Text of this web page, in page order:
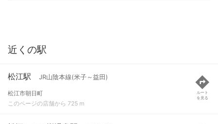
近くの駅
松江駅 JR山陰本線(米子～益田)
松江市朝日町
このページの店舗から 725 m
ルート
を見る